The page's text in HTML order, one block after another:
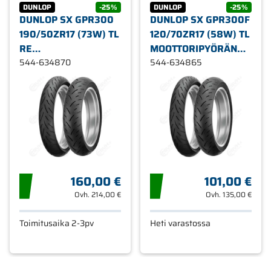
DUNLOP -25%
DUNLOP SX GPR300
190/50ZR17 (73W) TL
RE
MOOTTORIPYÖRÄN
RENGAS
544-634870
160,00 €
Ovh. 214,00 €
Toimitusaika 2-3pv
DUNLOP -25%
DUNLOP SX GPR300F
120/70ZR17 (58W) TL
MOOTTORIPYÖRÄN
RENGAS
544-634865
101,00 €
Ovh. 135,00 €
Heti varastossa